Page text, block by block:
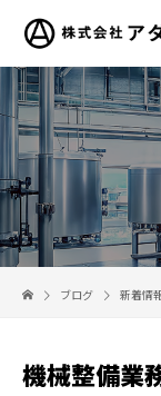
ブログ 新着情
機械整備業